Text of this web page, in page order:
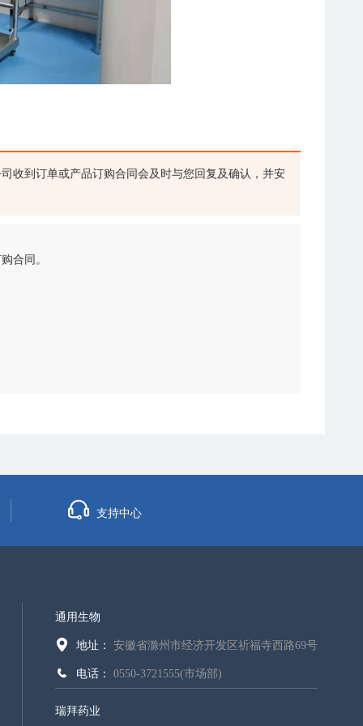
收到订单或产品订购合同会及时与您回复及确认，并安
合同。
支持中心
通用生物
地址： 安徽省滁州市经济开发区祈福寺西路69号
电话： 0550-3721555(市场部)
瑞拜药业